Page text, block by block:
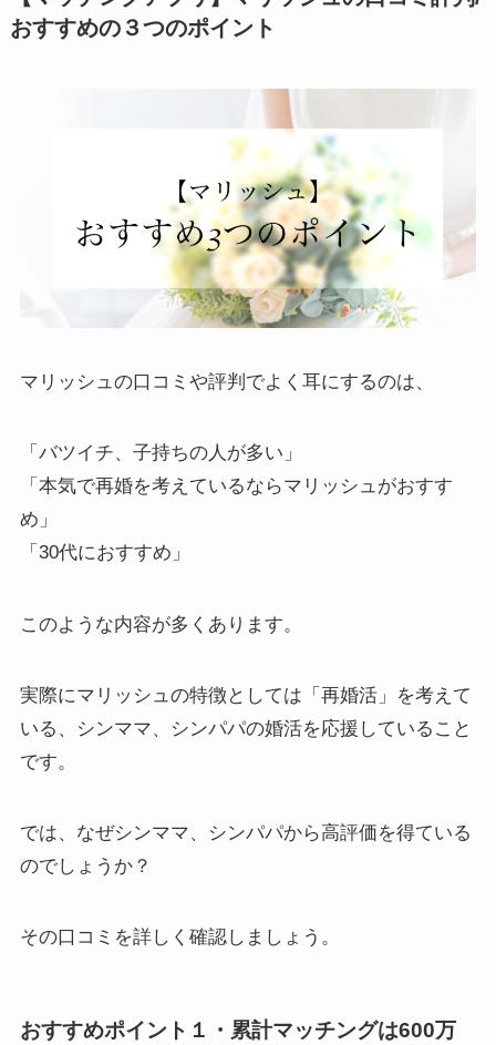
おすすめの３つのポイント
マリッシュの口コミや評判でよく耳にするのは、
「バツイチ、子持ちの人が多い」
「本気で再婚を考えているならマリッシュがおすす
め」
「30代におすすめ」
このような内容が多くあります。
実際にマリッシュの特徴としては「再婚活」を考えて
いる、シンママ、シンパパの婚活を応援していること
です。
では、なぜシンママ、シンパパから高評価を得ている
のでしょうか？
その口コミを詳しく確認しましょう。
おすすめポイント１・累計マッチングは600万